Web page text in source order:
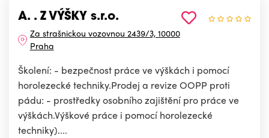
A. . Z VÝŠKY s.r.o.
Za strašnickou vozovnou 2439/3, 10000
Praha
Školení: - bezpečnost práce ve výškách i pomocí
horolezecké techniky.Prodej a revize OOPP proti
pádu: - prostředky osobního zajištění pro práce ve
výškách.Výškové práce i pomocí horolezecké
techniky)....